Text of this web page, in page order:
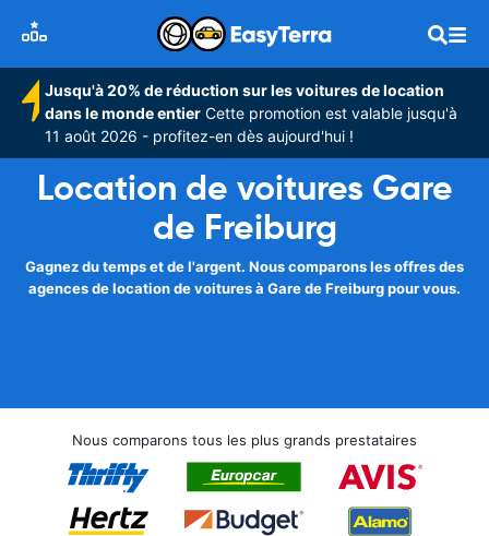
Jusqu'à 20% de réduction sur les voitures de location
dans le monde entier Cette promotion est valable jusqu'à
11 août 2026 - profitez-en dès aujourd'hui !
Location de voitures Gare
de Freiburg
Gagnez du temps et de l'argent. Nous comparons les offres des
agences de location de voitures à Gare de Freiburg pour vous.
Nous comparons tous les plus grands prestataires